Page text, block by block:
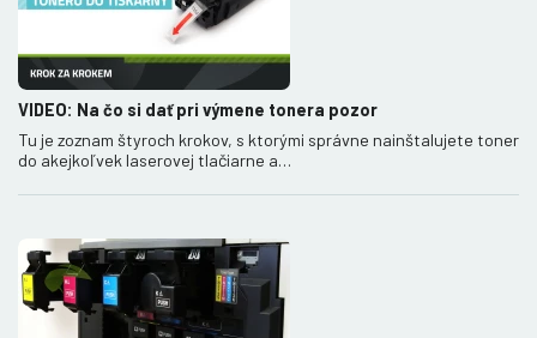
VIDEO: Na čo si dať pri výmene tonera pozor
Tu je zoznam štyroch krokov, s ktorými správne nainštalujete toner
do akejkoľvek laserovej tlačiarne a…